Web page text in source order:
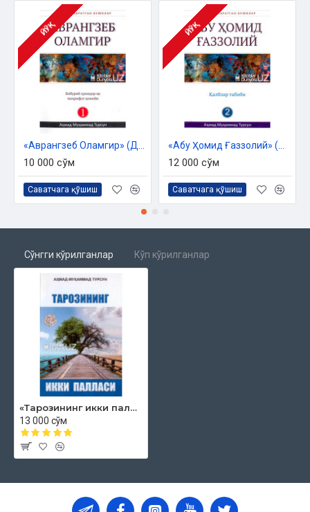
ЙЎҚ
10 000 сўм
Саватчага қўшиш
ЙЎҚ
12 000 сўм
Саватчага қўшиш
Сўнгги кўрилганлар Кўп кўрилганлар
«Тарозининг икки палласи»
13 000 сўм